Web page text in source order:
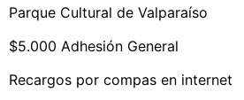
Parque Cultural de Valparaíso
$5.000 Adhesión General
Recargos por compas en internet